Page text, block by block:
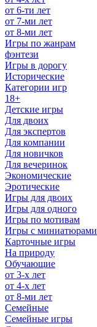
от 6-ти лет
от 7-ми лет
от 8-ми лет
Игры по жанрам
фэнтези
Игры в дорогу
Исторические
Категории игр
18+
Детские игры
Для двоих
Для экспертов
Для компании
Для новичков
Для вечеринок
Экономические
Эротические
Игры для двоих
Игры для одного
Игры по мотивам
Игры с миниатюрами
Карточные игры
На природу
Обучающие
от 3-х лет
от 4-х лет
от 8-ми лет
Семейные
Семейные игры